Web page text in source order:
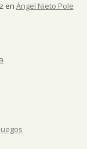
en Ángel Nieto Pole